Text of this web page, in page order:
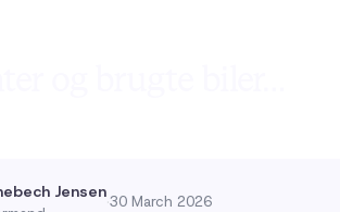
Jensen·30 March 2026